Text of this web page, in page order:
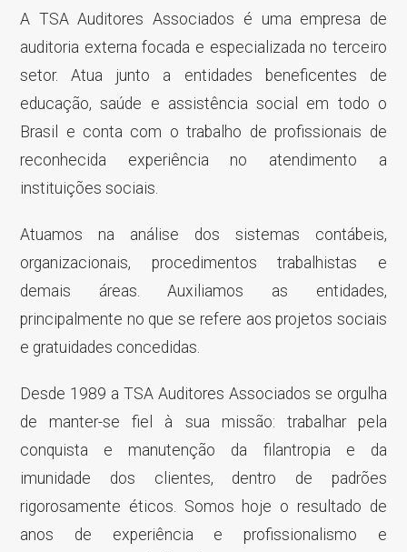
A TSA Auditores Associados é uma empresa de
auditoria externa focada e especializada no terceiro
setor. Atua junto a entidades beneficentes de
educação, saúde e assistência social em todo o
Brasil e conta com o trabalho de profissionais de
reconhecida experiência no atendimento a
instituições sociais.
Atuamos na análise dos sistemas contábeis,
organizacionais, procedimentos trabalhistas e
demais áreas. Auxiliamos as entidades,
principalmente no que se refere aos projetos sociais
e gratuidades concedidas.
Desde 1989 a TSA Auditores Associados se orgulha
de manter-se fiel à sua missão: trabalhar pela
conquista e manutenção da filantropia e da
imunidade dos clientes, dentro de padrões
rigorosamente éticos. Somos hoje o resultado de
anos de experiência e profissionalismo e